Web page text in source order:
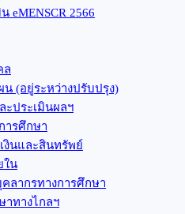
eMENSCR 2566
ล
(อยู่ระหว่างปรับปรุง)
ประเมินผลฯ
ารศึกษา
งินและสินทรัพย์
ใน
ลากรทางการศึกษา
าทางไกลฯ